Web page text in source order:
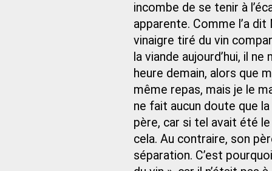
incombe de se tenir à
apparente. Comme l’a
vinaigre tiré du vin
la viande aujourd’hui, il
heure demain, alors que
même repas, mais je le
ne fait aucun doute que
père, car si tel avait été le
cela. Au contraire, son
séparation. C’est